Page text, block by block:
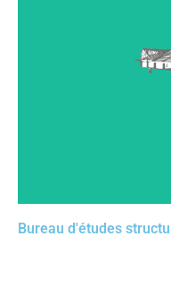
Le bureau
réalisations les plus
pointus et un
Bureau d'études